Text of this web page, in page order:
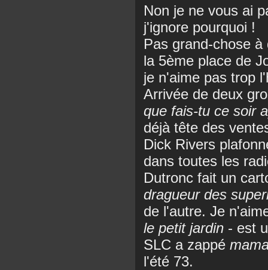
Non je ne vous ai
j'ignore pourquoi !
Pas grand-chose
la 5ème place de
je n'aime pas trop
Arrivée de deux
que fais-tu ce soir
déjà tête des
Dick Rivers
dans toutes les
Dutronc fait un
dragueur des
de l'autre. Je
le petit jardin - est
SLC a zappé
l'été 73.